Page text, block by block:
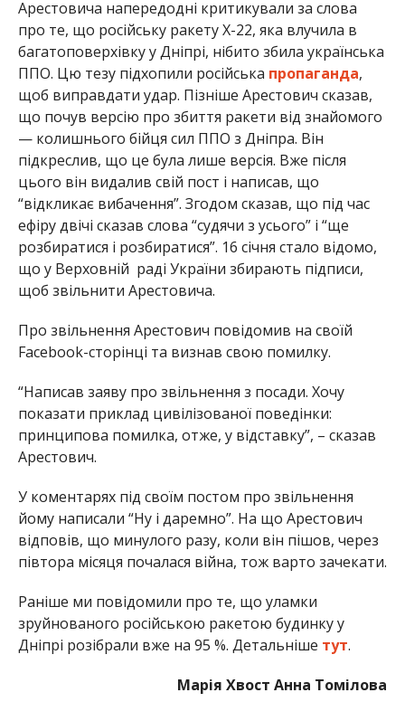
Арестовича напередодні критикували за слова
про те, що російську ракету Х-22, яка влучила в
багатоповерхівку у Дніпрі, нібито збила українська
ППО. Цю тезу підхопили російська пропаганда,
щоб виправдати удар. Пізніше Арестович сказав,
що почув версію про збиття ракети від знайомого
— колишнього бійця сил ППО з Дніпра. Він
підкреслив, що це була лише версія. Вже після
цього він видалив свій пост і написав, що
“відкликає вибачення”. Згодом сказав, що під час
ефіру двічі сказав слова “судячи з усього” і “ще
розбиратися і розбиратися”. 16 січня стало відомо,
що у Верховній раді України збирають підписи,
щоб звільнити Арестовича.
Про звільнення Арестович повідомив на своїй
Facebook-сторінці та визнав свою помилку.
“Написав заяву про звільнення з посади. Хочу
показати приклад цивілізованої поведінки:
принципова помилка, отже, у відставку”, – сказав
Арестович.
У коментарях під своїм постом про звільнення
йому написали “Ну і даремно”. На що Арестович
відповів, що минулого разу, коли він пішов, через
півтора місяця почалася війна, тож варто зачекати.
Раніше ми повідомили про те, що уламки
зруйнованого російською ракетою будинку у
Дніпрі розібрали вже на 95 %. Детальніше тут.
Марія Хвост Анна Томілова